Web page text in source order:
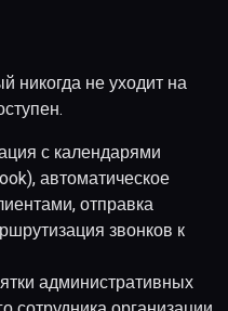
никогда не уходит на
с календарями
автоматическое
отправка
звонков к
административных